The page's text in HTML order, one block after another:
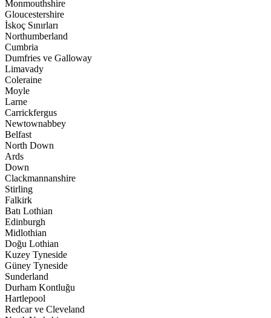
Monmouthshire
Gloucestershire
İskoç Sınırları
Northumberland
Cumbria
Dumfries ve Galloway
Limavady
Coleraine
Moyle
Larne
Carrickfergus
Newtownabbey
Belfast
North Down
Ards
Down
Clackmannanshire
Stirling
Falkirk
Batı Lothian
Edinburgh
Midlothian
Doğu Lothian
Kuzey Tyneside
Güney Tyneside
Sunderland
Durham Kontluğu
Hartlepool
Redcar ve Cleveland